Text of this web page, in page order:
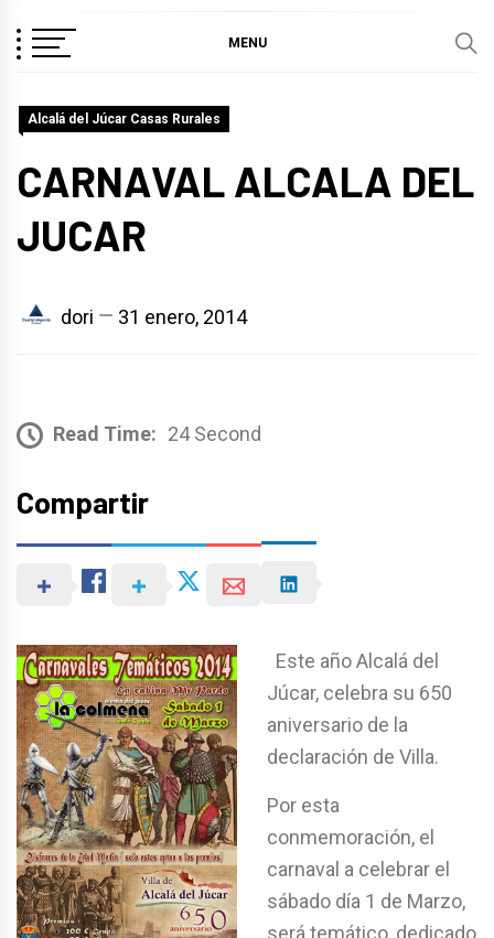
MENU
Alcalá del Júcar Casas Rurales
CARNAVAL ALCALA DEL
JUCAR
dori 31 enero, 2014
Read Time: 24 Second
Compartir
Este año Alcalá del
Júcar, celebra su 650
aniversario de la
declaración de Villa.
Por esta
conmemoración, el
carnaval a celebrar el
sábado día 1 de Marzo,
será temático, dedicado